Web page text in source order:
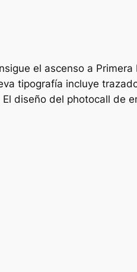
el ascenso a
tipografía incluye
diseño del photocall de